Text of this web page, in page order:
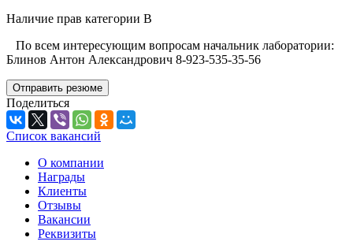
Наличие прав категории B
По всем интересующим вопросам начальник лаборатории:
Блинов Антон Александрович 8-923-535-35-56
Отправить резюме
Поделиться
Список вакансий
О компании
Награды
Клиенты
Отзывы
Вакансии
Реквизиты